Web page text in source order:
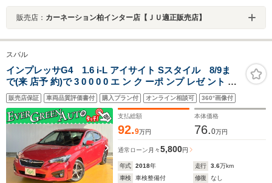
販売店： カーネーション柏インター店【ＪＵ適正販売店】
スバル
インプレッサG4 1.6 i-L アイサイト Sスタイル 8/9ま
で(来 店予 約)で 3 0 0 0 0 エ ン ク ーポ ンプ レゼ ント 禁
煙車 アイサイトVer3 純正SDナビ プッシュスタート サイ
ド/バックカメラ ブラインドスポットモニター パドルシフ
ト 電動パーキング
販売店保証 車両品質評価書付 購入プラン付 オンライン相談可 360°画像付
支払総額
92.9万円
本体価格
76.0万円
通常ローン 月々5,800円
年式 2018年 走行 3.6万km
車検
車検整備付 修復
なし